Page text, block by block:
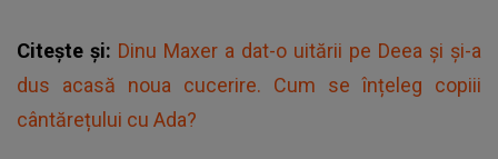
Citește și: Dinu Maxer a dat-o uitării pe Deea și și-a
dus acasă noua cucerire. Cum se înțeleg copiii
cântărețului cu Ada?